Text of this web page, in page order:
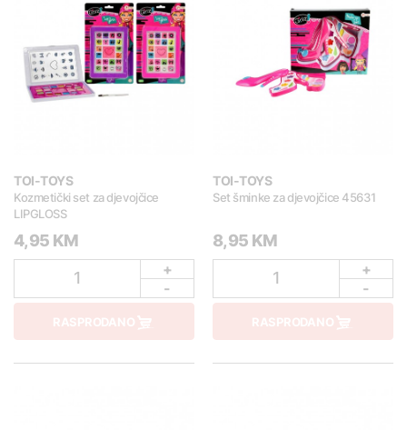
TOI-TOYS
Kozmetički set za djevojčice
LIPGLOSS
4,95 KM
1
+
-
RASPRODANO
TOI-TOYS
Set šminke za djevojčice 45631
8,95 KM
1
+
-
RASPRODANO